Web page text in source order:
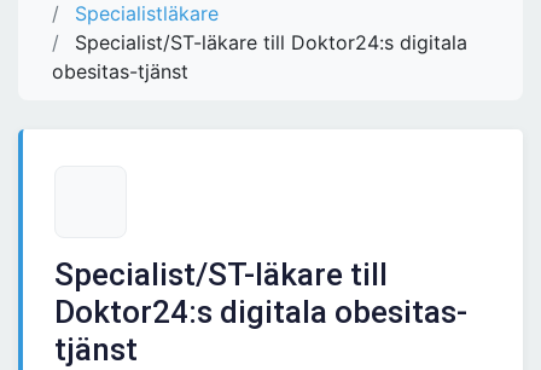
Specialistläkare
Specialist/ST-läkare till Doktor24:s digitala
obesitas-tjänst
Specialist/ST-läkare till
Doktor24:s digitala obesitas-
tjänst